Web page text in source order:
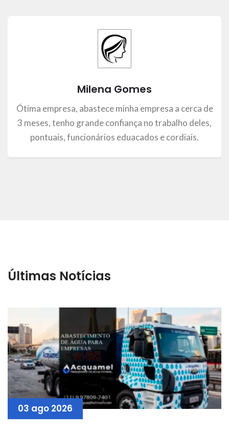
Milena Gomes
Ótima empresa, abastece minha empresa a cerca de
3 meses, tenho grande confiança no trabalho deles,
pontuais, funcionários eduacados e cordiais.
Últimas Notícias
03 ago 2026